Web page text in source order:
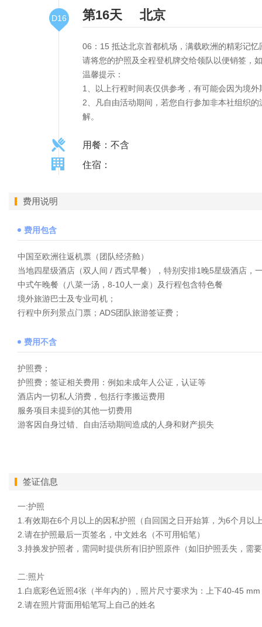
D16 第16天 北京
06：15 抵达北京首都机场，满载欧洲的精彩记
请将您的护照及全程登机牌交给领队以便销签，
温馨提示：
1、以上行程时间表仅供参考，有可能会因为境
2、凡自由活动期间，若您自行参加非本社组织
解。
用餐：不含
住宿：
费用说明
费用包含
中国至欧洲往返机票（团队经济舱）
当地四星级酒店（双人间 / 西式早餐），特别安排1晚5星级酒店，
中式午晚餐（八菜一汤，8-10人一桌）及行程包含特色餐
境外旅游巴士及专业司机；
行程中所列景点门票；ADS团队旅游签证费；
费用不含
护照费；
护照费；签证相关费用：例如未成年人公证，认证等
酒店内一切私人消费，包括行李搬运费用
服务项目未提到的其他一切费用
游客因自身过错、自由活动期间造成的人身和财产损失
签证信息
一:护照
1.有效期在6个月以上的因私护照（自回国之日开始算，为6个月以
2.请在护照最后一页签名，中文姓名（不可用铅笔）
3.持换发护照者，需同时提供所有旧护照原件（如旧护照丢失，需
二:照片
1.白底彩色近照4张（半年内的）, 照片尺寸要求为：上下40-45
2.请在照片背面用铅笔写上自己的姓名